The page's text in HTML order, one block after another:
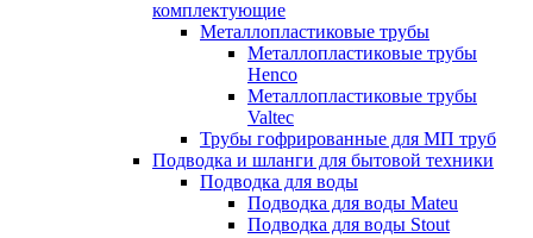
комплектующие
Металлопластиковые трубы
Металлопластиковые трубы
Henco
Металлопластиковые трубы
Valtec
Трубы гофрированные для МП труб
Подводка и шланги для бытовой техники
Подводка для воды
Подводка для воды Mateu
Подводка для воды Stout